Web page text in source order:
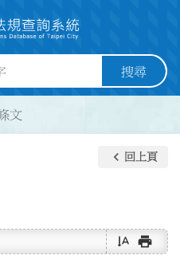
搜尋
文
keyboard_arrow_left 回上頁
text_rotate_vertical print